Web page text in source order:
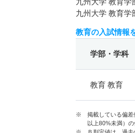
九州大学 教育学
教育の入試情報
学部・学科
教育 教育
※ 掲載している偏差
以上80%未満）の